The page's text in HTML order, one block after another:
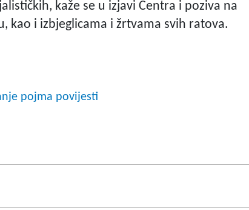
kaže se u izjavi Centra i poziva na
kao i izbjeglicama i žrtvama svih ratova.
pojma povijesti